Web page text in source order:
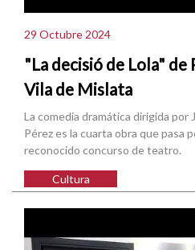
29 Octubre 2024
"La decisió de Lola" de
Vila de Mislata
La comedia dramática dirigida
Pérez es la cuarta obra que pasa
reconocido concurso de teatro.
Cultura